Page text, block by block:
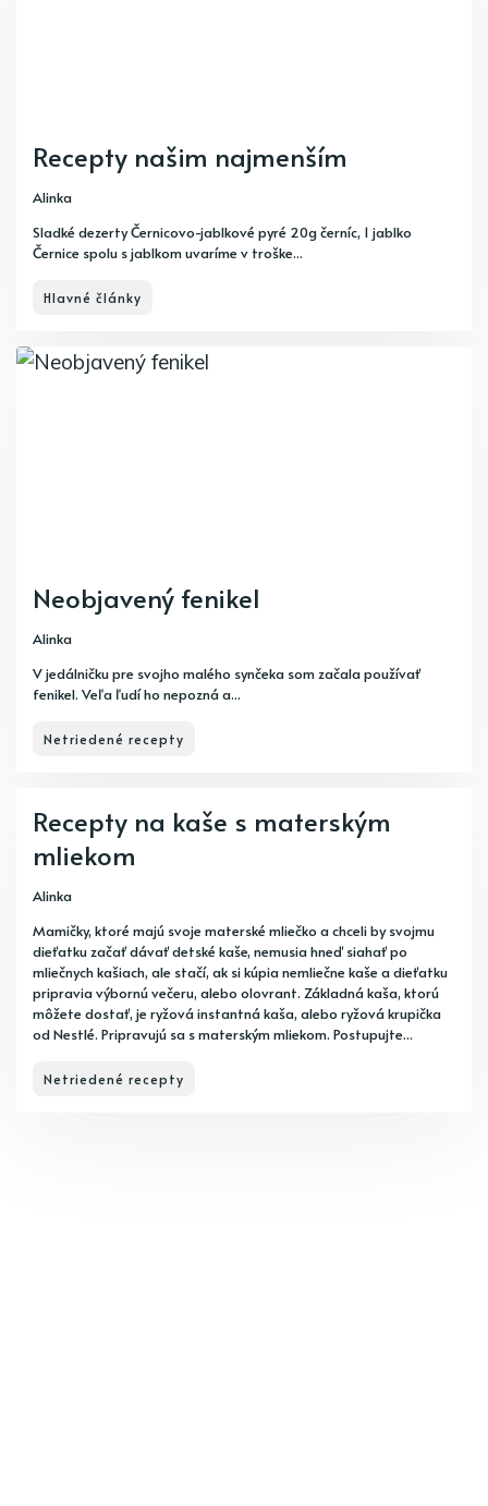
Recepty našim najmenším
Alinka
Sladké dezerty Černicovo-jablkové pyré 20g černíc, 1 jablko
Černice spolu s jablkom uvaríme v troške...
Hlavné články
Neobjavený fenikel
Alinka
V jedálničku pre svojho malého synčeka som začala používať
fenikel. Veľa ľudí ho nepozná a...
Netriedené recepty
Recepty na kaše s materským
mliekom
Alinka
Mamičky, ktoré majú svoje materské mliečko a chceli by svojmu
dieťatku začať dávať detské kaše, nemusia hneď siahať po
mliečnych kašiach, ale stačí, ak si kúpia nemliečne kaše a dieťatku
pripravia výbornú večeru, alebo olovrant. Základná kaša, ktorú
môžete dostať, je ryžová instantná kaša, alebo ryžová krupička
od Nestlé. Pripravujú sa s materským mliekom. Postupujte...
Netriedené recepty